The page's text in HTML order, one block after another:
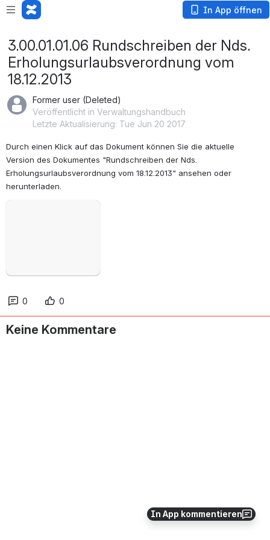
In App öffnen
In App kommentieren
3.00.01.01.06 Rundschreiben der Nds.
Erholungsurlaubsverordnung vom
18.12.2013
Former user (Deleted)
Veröffentlicht in Verwaltungshandbuch
Letzte Aktualisierung: Tue Jun 20 2017
Durch einen Klick auf das Dokument können Sie die aktuelle
Version des Dokumentes "Rundschreiben der Nds.
Erholungsurlaubsverordnung vom 18.12.2013" ansehen oder
herunterladen.
0 0
Keine Kommentare